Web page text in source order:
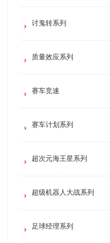
讨鬼转系列
质量效应系列
赛车竞速
赛车计划系列
超次元海王星系列
超级机器人大战系列
足球经理系列